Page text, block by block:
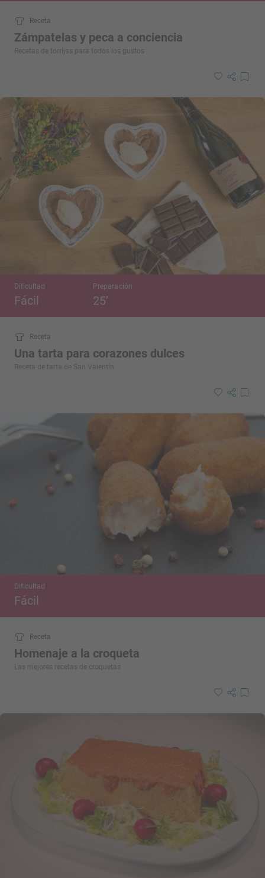
Receta
Zámpatelas y peca a conciencia
Recetas de torrijas para todos los gustos
Receta
Dificultad
Fácil
Preparación
25’
Una tarta para corazones dulces
Receta de tarta de San Valentín
Receta
Dificultad
Fácil
Homenaje a la croqueta
Las mejores recetas de croquetas